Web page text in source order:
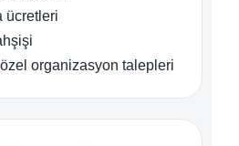
ücretleri
organizasyon talepleri